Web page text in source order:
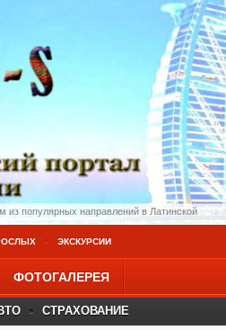
самых дешевых предложений и со скидкой
ЭКСКУРСИИ
ФОТОГАЛЕРЕЯ
СТРАХОВАНИЕ